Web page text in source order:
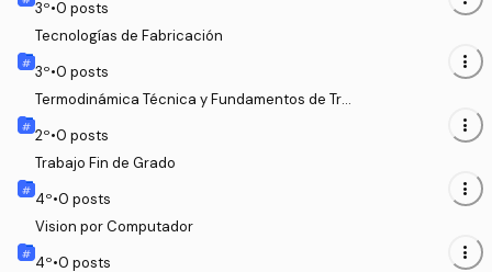
3º•0 posts
Tecnologías de Fabricación
3º•0 posts more_vert
Termodinámica Técnica y Fundamentos de Tra
2º•0 posts more_vert
Trabajo Fin de Grado
4º•0 posts more_vert
Vision por Computador
4º•0 posts more_vert